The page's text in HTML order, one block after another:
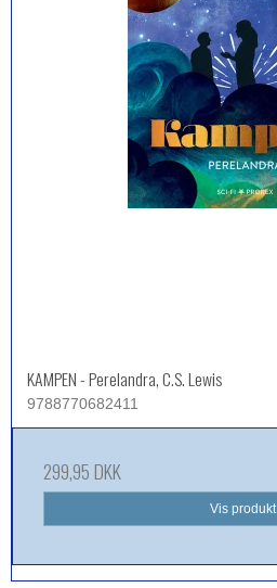
KAMPEN - Perelandra, C.S. Lewis
9788770682411
299,95 DKK
Vis produkt